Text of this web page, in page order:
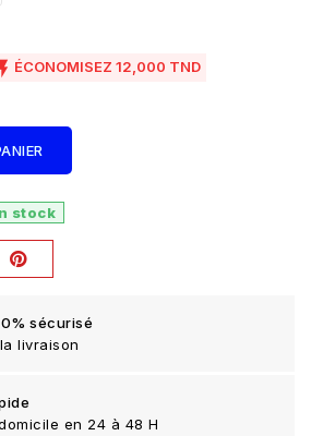
ÉCONOMISEZ 12,000 TND
stock
sécurisé
livraison
en 24 à 48 H